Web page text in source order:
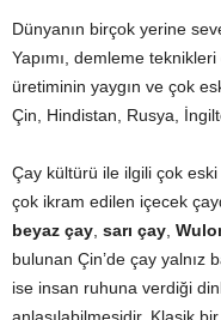
Dünyanın birçok yerine
Yapımı, demleme
üretiminin yaygın ve çok
Çin, Hindistan, Rusya,
Çay kültürü ile ilgili çok eski
çok ikram edilen içecek
beyaz çay sarı çay
bulunan Çin’de çay yalnız
ise insan ruhuna verdiği